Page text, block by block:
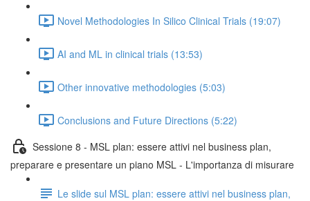
Novel Methodologies In Silico Clinical Trials (19:07)
AI and ML in clinical trials (13:53)
Other innovative methodologies (5:03)
Conclusions and Future Directions (5:22)
Sessione 8 - MSL plan: essere attivi nel business plan,
preparare e presentare un piano MSL - L'importanza di misurare
Le slide sul MSL plan: essere attivi nel business plan,